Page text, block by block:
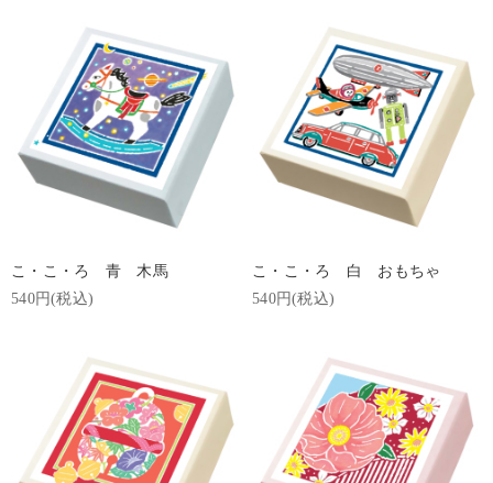
こ・こ・ろ 青 木馬
540円(税込)
こ・こ・ろ 白 おもちゃ
540円(税込)